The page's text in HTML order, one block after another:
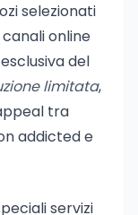
selezionati
online
del
limitata,
tra
addicted e
servizi